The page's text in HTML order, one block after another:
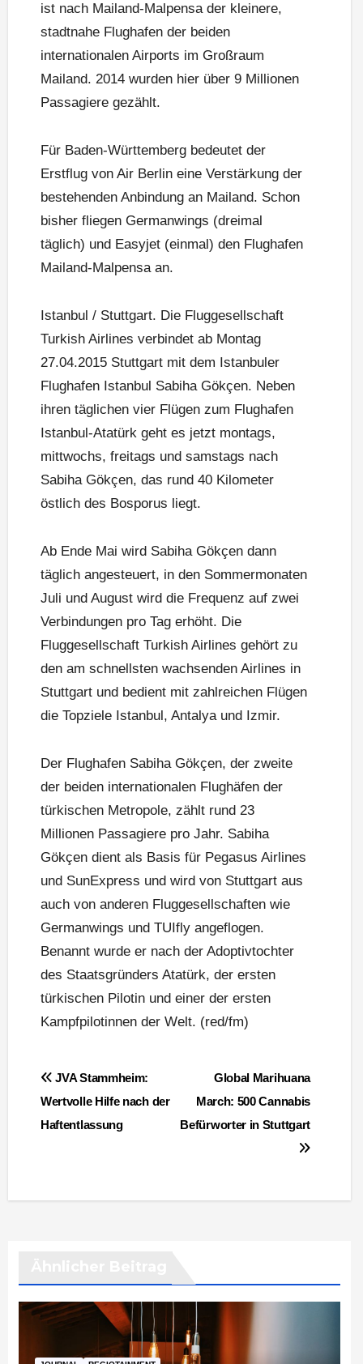
ist nach Mailand-Malpensa der kleinere,
stadtnahe Flughafen der beiden
internationalen Airports im Großraum
Mailand. 2014 wurden hier über 9 Millionen
Passagiere gezählt.
Für Baden-Württemberg bedeutet der
Erstflug von Air Berlin eine Verstärkung der
bestehenden Anbindung an Mailand. Schon
bisher fliegen Germanwings (dreimal
täglich) und Easyjet (einmal) den Flughafen
Mailand-Malpensa an.
Istanbul / Stuttgart. Die Fluggesellschaft
Turkish Airlines verbindet ab Montag
27.04.2015 Stuttgart mit dem Istanbuler
Flughafen Istanbul Sabiha Gökçen. Neben
ihren täglichen vier Flügen zum Flughafen
Istanbul-Atatürk geht es jetzt montags,
mittwochs, freitags und samstags nach
Sabiha Gökçen, das rund 40 Kilometer
östlich des Bosporus liegt.
Ab Ende Mai wird Sabiha Gökçen dann
täglich angesteuert, in den Sommermonaten
Juli und August wird die Frequenz auf zwei
Verbindungen pro Tag erhöht. Die
Fluggesellschaft Turkish Airlines gehört zu
den am schnellsten wachsenden Airlines in
Stuttgart und bedient mit zahlreichen Flügen
die Topziele Istanbul, Antalya und Izmir.
Der Flughafen Sabiha Gökçen, der zweite
der beiden internationalen Flughäfen der
türkischen Metropole, zählt rund 23
Millionen Passagiere pro Jahr. Sabiha
Gökçen dient als Basis für Pegasus Airlines
und SunExpress und wird von Stuttgart aus
auch von anderen Fluggesellschaften wie
Germanwings und TUIfly angeflogen.
Benannt wurde er nach der Adoptivtochter
des Staatsgründers Atatürk, der ersten
türkischen Pilotin und einer der ersten
Kampfpilotinnen der Welt. (red/fm)
BeitragsnavigationGlobal Marihuana
March: 500 Cannabis
Befürworter in Stuttgart
JVA Stammheim:
Wertvolle Hilfe nach der
Haftentlassung